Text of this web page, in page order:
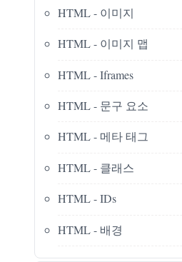
HTML - 이미지
HTML - 이미지 맵
HTML - Iframes
HTML - 문구 요소
HTML - 메타 태그
HTML - 클래스
HTML - IDs
HTML - 배경